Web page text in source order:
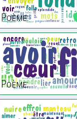
Poème:
Poème: